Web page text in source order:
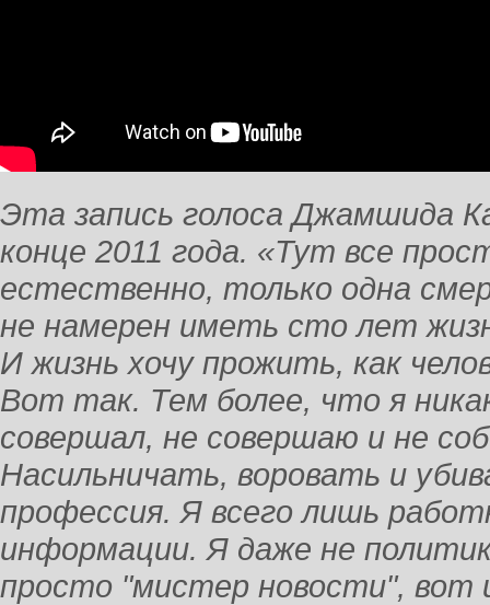
Эта запись голоса Джамшида
конце 2011 года. «Тут все
естественно, только одна
не намерен иметь сто лет
И жизнь хочу прожить, как
Вот так. Тем более, что я
совершал, не совершаю и не
Насильничать, воровать и
профессия. Я всего лишь
информации. Я даже не
просто "мистер новости", вот